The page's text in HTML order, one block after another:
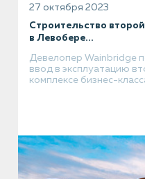
27 октября 2023
Строительство
в Левобере...
Девелопер Wainbridge
ввод в эксплуатацию
комплексе бизнес-